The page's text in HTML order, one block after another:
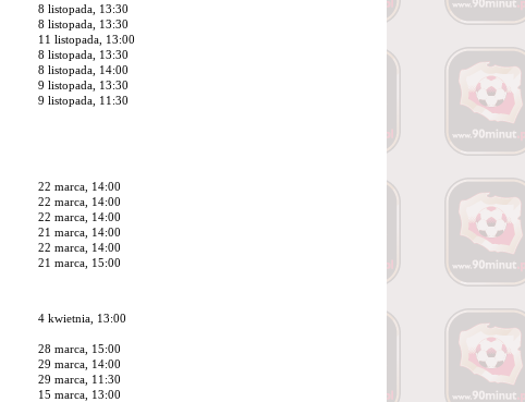
8 listopada, 13:30
8 listopada, 13:30
11 listopada, 13:00
8 listopada, 13:30
8 listopada, 14:00
9 listopada, 13:30
9 listopada, 11:30
22 marca, 14:00
22 marca, 14:00
22 marca, 14:00
21 marca, 14:00
22 marca, 14:00
21 marca, 15:00
4 kwietnia, 13:00
28 marca, 15:00
29 marca, 14:00
29 marca, 11:30
15 marca, 13:00